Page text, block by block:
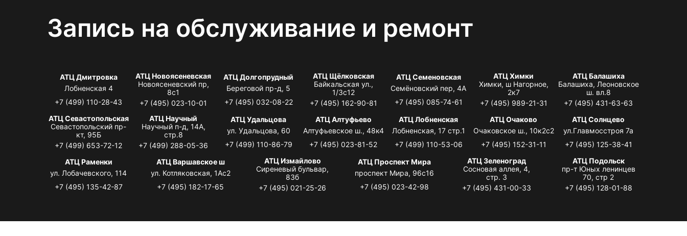
Запись на обслуживание и ремонт
АТЦ Дмитровка
Лобненская 4
+7 (499) 110-28-43
АТЦ Новоясеневская
Новоясеневский пр,
8с1
+7 (495) 023-10-01
АТЦ Долгопрудный
Береговой пр-д, 5
+7 (495) 032-08-22
АТЦ Щёлковская
Байкальская ул.,
1/3с12
+7 (495) 162-90-81
АТЦ Семеновская
Семёновский пер, 4А
+7 (495) 085-74-61
АТЦ Химки
Химки, ш Нагорное,
2к7
+7 (495) 989-21-31
АТЦ Балашиха
Балашиха, Леоновское
ш. вл.8
+7 (495) 431-63-63
АТЦ Севастопольская
Севастопольский пр-
кт, 95Б
+7 (499) 653-72-12
АТЦ Научный
Научный п-д, 14А,
стр.8
+7 (499) 288-05-36
АТЦ Удальцова
ул. Удальцова, 60
+7 (499) 110-86-79
АТЦ Алтуфьево
Алтуфьевское ш., 48к4
+7 (495) 023-81-52
АТЦ Лобненская
Лобненская, 17 стр.1
+7 (499) 110-53-06
АТЦ Очаково
Очаковское ш., 10к2с2
+7 (495) 152-31-11
АТЦ Солнцево
ул.Главмосстроя 7а
+7 (495) 125-38-41
АТЦ Раменки
ул. Лобачевского, 114
+7 (495) 135-42-87
АТЦ Варшавское ш
ул. Котляковская, 1Ас2
+7 (495) 182-17-65
АТЦ Измайлово
Сиреневый бульвар,
83б
+7 (495) 021-25-26
АТЦ Проспект Мира
проспект Мира, 96с16
+7 (495) 023-42-98
АТЦ Зеленоград
Сосновая аллея, 4,
стр. 3
+7 (495) 431-00-33
АТЦ Подольск
пр-т Юных ленинцев
70, стр 2
+7 (495) 128-01-88